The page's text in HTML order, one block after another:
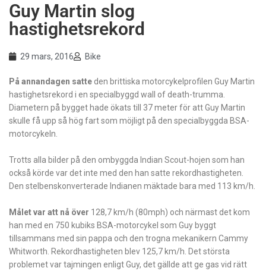
Guy Martin slog
hastighetsrekord
29 mars, 2016 Bike
På annandagen satte den brittiska motorcykelprofilen Guy Martin
hastighetsrekord i en specialbyggd wall of death-trumma.
Diametern på bygget hade ökats till 37 meter för att Guy Martin
skulle få upp så hög fart som möjligt på den specialbyggda BSA-
motorcykeln.
Trotts alla bilder på den ombyggda Indian Scout-hojen som han
också körde var det inte med den han satte rekordhastigheten.
Den stelbenskonverterade Indianen mäktade bara med 113 km/h.
Målet var att nå över 128,7 km/h (80mph) och närmast det kom
han med en 750 kubiks BSA-motorcykel som Guy byggt
tillsammans med sin pappa och den trogna mekanikern Cammy
Whitworth. Rekordhastigheten blev 125,7 km/h. Det största
problemet var tajmingen enligt Guy, det gällde att ge gas vid rätt